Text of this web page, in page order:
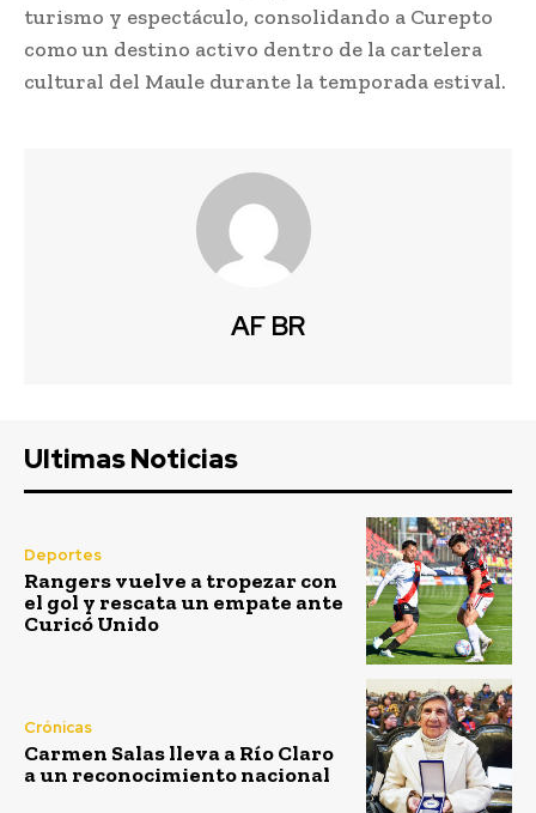
turismo y espectáculo, consolidando a Curepto
como un destino activo dentro de la cartelera
cultural del Maule durante la temporada estival.
AF BR
Ultimas Noticias
Deportes
Rangers vuelve a tropezar con
el gol y rescata un empate ante
Curicó Unido
Crónicas
Carmen Salas lleva a Río Claro
a un reconocimiento nacional